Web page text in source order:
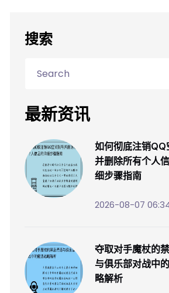
搜索
最新资讯
如何彻底注销QQ
并删除所有个人
细步骤指南
2026-08-07
夺取对手魔杖的
与俱乐部对战中
略解析